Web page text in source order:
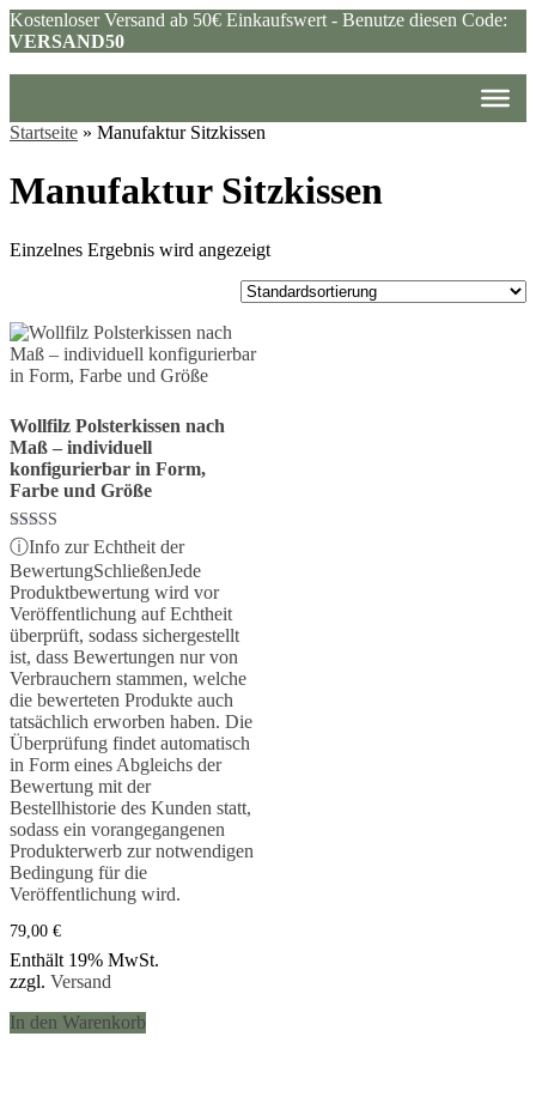
Kostenloser Versand ab 50€ Einkaufswert - Benutze diesen Code:
VERSAND50
Startseite » Manufaktur Sitzkissen
Manufaktur Sitzkissen
Einzelnes Ergebnis wird angezeigt
Wollfilz Polsterkissen nach
Maß – individuell
konfigurierbar in Form,
Farbe und Größe
Bewertet mit
5.00
von 5
ⓘInfo zur Echtheit der
BewertungSchließenJede
Produktbewertung wird vor
Veröffentlichung auf Echtheit
überprüft, sodass sichergestellt
ist, dass Bewertungen nur von
Verbrauchern stammen, welche
die bewerteten Produkte auch
tatsächlich erworben haben. Die
Überprüfung findet automatisch
in Form eines Abgleichs der
Bewertung mit der
Bestellhistorie des Kunden statt,
sodass ein vorangegangenen
Produkterwerb zur notwendigen
Bedingung für die
Veröffentlichung wird.
79,00 €
Enthält 19% MwSt.
zzgl. Versand
In den Warenkorb